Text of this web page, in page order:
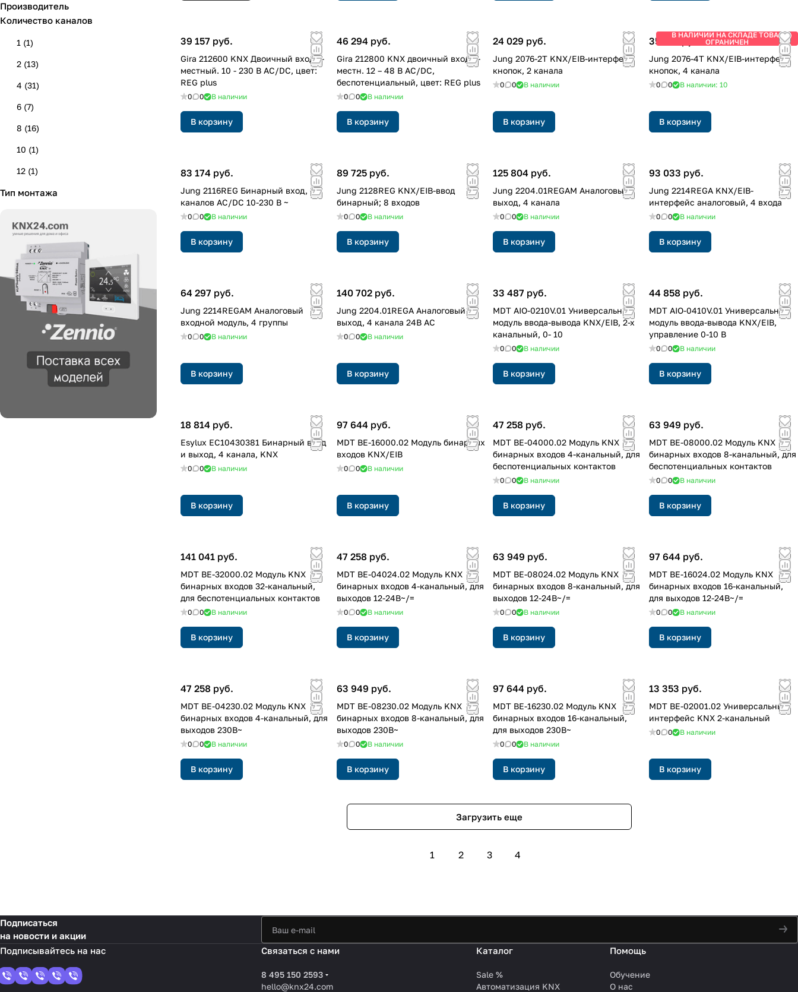
39 157 руб.
Gira 212600 KNX Двоичный вход 6-
местный. 10 - 230 В AC/DC, цвет:
REG plus
0 0 В наличии
В корзину
46 294 руб.
Gira 212800 KNX двоичный вход 8-
местн. 12 – 48 В AC/DC,
беспотенциальный, цвет: REG plus
0 0 В наличии
В корзину
24 029 руб.
Jung 2076-2T KNX/EIB-интерфейс
кнопок, 2 канала
0 0 В наличии
В корзину
В НАЛИЧИИ НА СКЛАДЕ ТОВАР
ОГРАНИЧЕН
35 614 руб.
Jung 2076-4T KNX/EIB-интерфейс
кнопок, 4 канала
0 0 В наличии: 10
В корзину
83 174 руб.
Jung 2116REG Бинарный вход, 6
каналов AC/DC 10-230 В ~
0 0 В наличии
В корзину
89 725 руб.
Jung 2128REG KNX/EIB-ввод
бинарный; 8 входов
0 0 В наличии
В корзину
125 804 руб.
Jung 2204.01REGAM Аналоговый
выход, 4 канала
0 0 В наличии
В корзину
93 033 руб.
Jung 2214REGA KNX/EIB-
интерфейс аналоговый, 4 входа
0 0 В наличии
В корзину
64 297 руб.
Jung 2214REGAM Аналоговый
входной модуль, 4 группы
0 0 В наличии
В корзину
140 702 руб.
Jung 2204.01REGA Аналоговый
выход, 4 канала 24В АС
0 0 В наличии
В корзину
33 487 руб.
MDT AIO-0210V.01 Универсальный
модуль ввода-вывода KNX/EIB, 2-х
канальный, 0- 10
0 0 В наличии
В корзину
44 858 руб.
MDT AIO-0410V.01 Универсальный
модуль ввода-вывода KNX/EIB,
управление 0-10 В
0 0 В наличии
В корзину
18 814 руб.
Esylux EC10430381 Бинарный вход
и выход, 4 канала, KNX
0 0 В наличии
В корзину
97 644 руб.
MDT BE-16000.02 Модуль бинарных
входов KNX/EIB
0 0 В наличии
В корзину
47 258 руб.
MDT BE-04000.02 Модуль KNX
бинарных входов 4-канальный, для
беспотенциальных контактов
0 0 В наличии
В корзину
63 949 руб.
MDT BE-08000.02 Модуль KNX
бинарных входов 8-канальный, для
беспотенциальных контактов
0 0 В наличии
В корзину
141 041 руб.
MDT BE-32000.02 Модуль KNX
бинарных входов 32-канальный,
для беспотенциальных контактов
0 0 В наличии
В корзину
47 258 руб.
MDT BE-04024.02 Модуль KNX
бинарных входов 4-канальный, для
выходов 12-24В~/=
0 0 В наличии
В корзину
63 949 руб.
MDT BE-08024.02 Модуль KNX
бинарных входов 8-канальный, для
выходов 12-24В~/=
0 0 В наличии
В корзину
97 644 руб.
MDT BE-16024.02 Модуль KNX
бинарных входов 16-канальный,
для выходов 12-24В~/=
0 0 В наличии
В корзину
47 258 руб.
MDT BE-04230.02 Модуль KNX
бинарных входов 4-канальный, для
выходов 230В~
0 0 В наличии
В корзину
63 949 руб.
MDT BE-08230.02 Модуль KNX
бинарных входов 8-канальный, для
выходов 230В~
0 0 В наличии
В корзину
97 644 руб.
MDT BE-16230.02 Модуль KNX
бинарных входов 16-канальный,
для выходов 230В~
0 0 В наличии
В корзину
13 353 руб.
MDT BE-02001.02 Универсальный
интерфейс KNX 2-канальный
0 0 В наличии
В корзину
Загрузить еще
1 2 3 4
Производитель
Количество каналов
1 (1)
2 (13)
4 (31)
6 (7)
8 (16)
10 (1)
12 (1)
16(6)
32(1)
Тип монтажа
Подписаться
на новости и акции
Связаться с нами
8 495 150 2593
hello@knx24.com
Каталог
Sale %
Автоматизация KNX
Помощь
Обучение
О нас